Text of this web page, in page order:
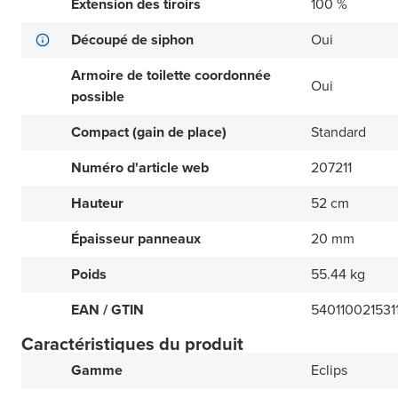
Extension des tiroirs
100 %
Découpé de siphon
Oui
Armoire de toilette coordonnée
possible
Oui
Compact (gain de place)
Standard
Numéro d'article web
207211
Hauteur
52 cm
Épaisseur panneaux
20 mm
Poids
55.44 kg
EAN / GTIN
Caractéristiques du produit
Gamme
Eclips